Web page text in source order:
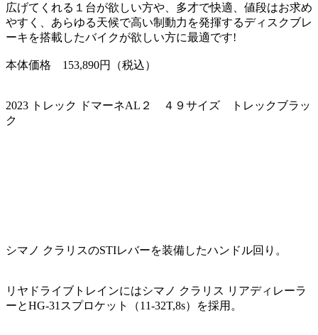
広げてくれる１台が欲しい方や、多才で快適、値段はお求め
やすく、あらゆる天候で高い制動力を発揮するディスクブレ
ーキを搭載したバイクが欲しい方に最適です!
本体価格 153,890円（税込）
2023 トレック ドマーネAL２ ４９サイズ トレックブラッ
ク
シマノ クラリスのSTIレバーを装備したハンドル回り。
リヤドライブトレインにはシマノ クラリス リアディレーラ
ーとHG-31スプロケット（11-32T,8s）を採用。